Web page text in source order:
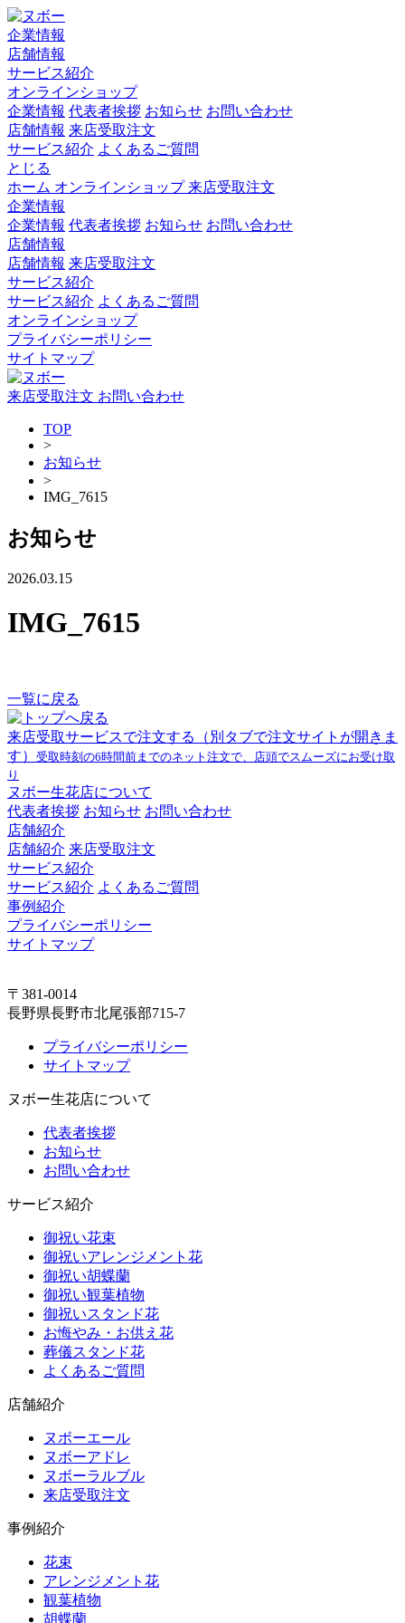
企業情報
店舗情報
サービス紹介
オンラインショップ
企業情報 代表者挨拶 お知らせ お問い合わせ
店舗情報 来店受取注文
サービス紹介 よくあるご質問
とじる
ホーム オンラインショップ来店受取注文
企業情報
企業情報 代表者挨拶 お知らせ お問い合わせ
店舗情報
店舗情報 来店受取注文
サービス紹介
サービス紹介 よくあるご質問
オンラインショップ
プライバシーポリシー
サイトマップ
来店受取注文 お問い合わせ
TOP
>
お知らせ
>
IMG_7615
お知らせ
2026.03.15
IMG_7615
一覧に戻る
来店受取サービスで注文する
（別タブで注文サイトが開きま
す） 受取時刻の6時間前までのネット注文で、店頭でスムーズにお受け取
り
ヌボー生花店について
代表者挨拶 お知らせ お問い合わせ
店舗紹介
店舗紹介 来店受取注文
サービス紹介
サービス紹介 よくあるご質問
事例紹介
プライバシーポリシー
サイトマップ
〒381-0014
長野県長野市北尾張部715-7
プライバシーポリシー
サイトマップ
ヌボー生花店について
代表者挨拶
お知らせ
お問い合わせ
サービス紹介
御祝い花束
御祝いアレンジメント花
御祝い胡蝶蘭
御祝い観葉植物
御祝いスタンド花
お悔やみ・お供え花
葬儀スタンド花
よくあるご質問
店舗紹介
ヌボーエール
ヌボーアドレ
ヌボーラルブル
来店受取注文
事例紹介
花束
アレンジメント花
観葉植物
胡蝶蘭